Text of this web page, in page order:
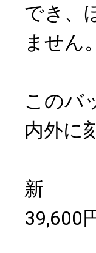
でき、
ません。
このバ
内外に
新
39,600